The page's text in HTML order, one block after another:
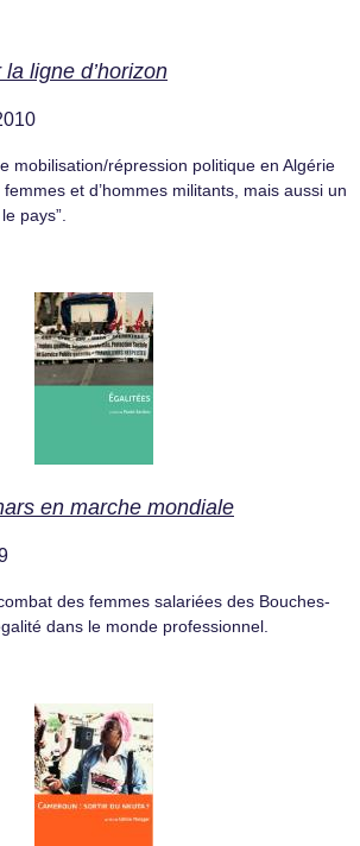
ligne d’horizon
mobilisation/répression politique en Algérie
et d’hommes militants, mais aussi un
pays”.
en marche mondiale
des femmes salariées des Bouches-
dans le monde professionnel.